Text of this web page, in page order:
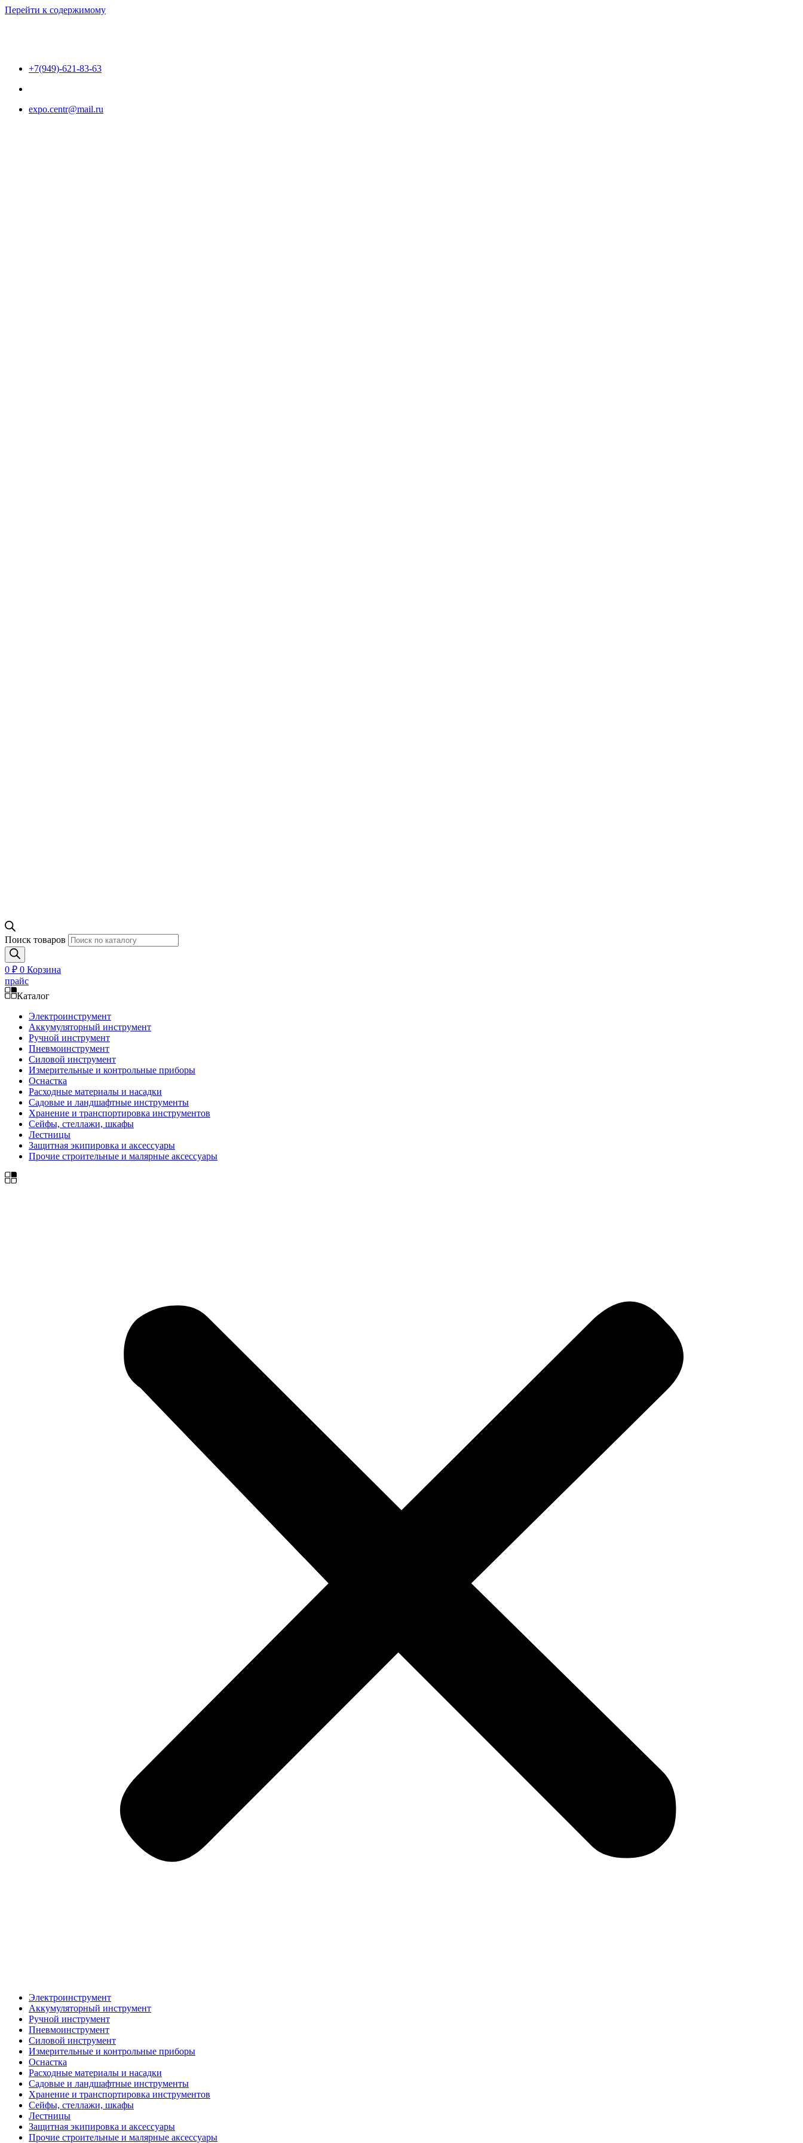
Перейти к содержимому
+7(949)-621-83-63
expo.centr@mail.ru
Поиск товаров
0 ₽ 0 Корзина
прайс
Каталог
Электроинструмент
Аккумуляторный инструмент
Ручной инструмент
Пневмоинструмент
Силовой инструмент
Измерительные и контрольные приборы
Оснастка
Расходные материалы и насадки
Садовые и ландшафтные инструменты
Хранение и транспортировка инструментов
Сейфы, стеллажи, шкафы
Лестницы
Защитная экипировка и аксессуары
Прочие строительные и малярные аксессуары
Электроинструмент
Аккумуляторный инструмент
Ручной инструмент
Пневмоинструмент
Силовой инструмент
Измерительные и контрольные приборы
Оснастка
Расходные материалы и насадки
Садовые и ландшафтные инструменты
Хранение и транспортировка инструментов
Сейфы, стеллажи, шкафы
Лестницы
Защитная экипировка и аксессуары
Прочие строительные и малярные аксессуары